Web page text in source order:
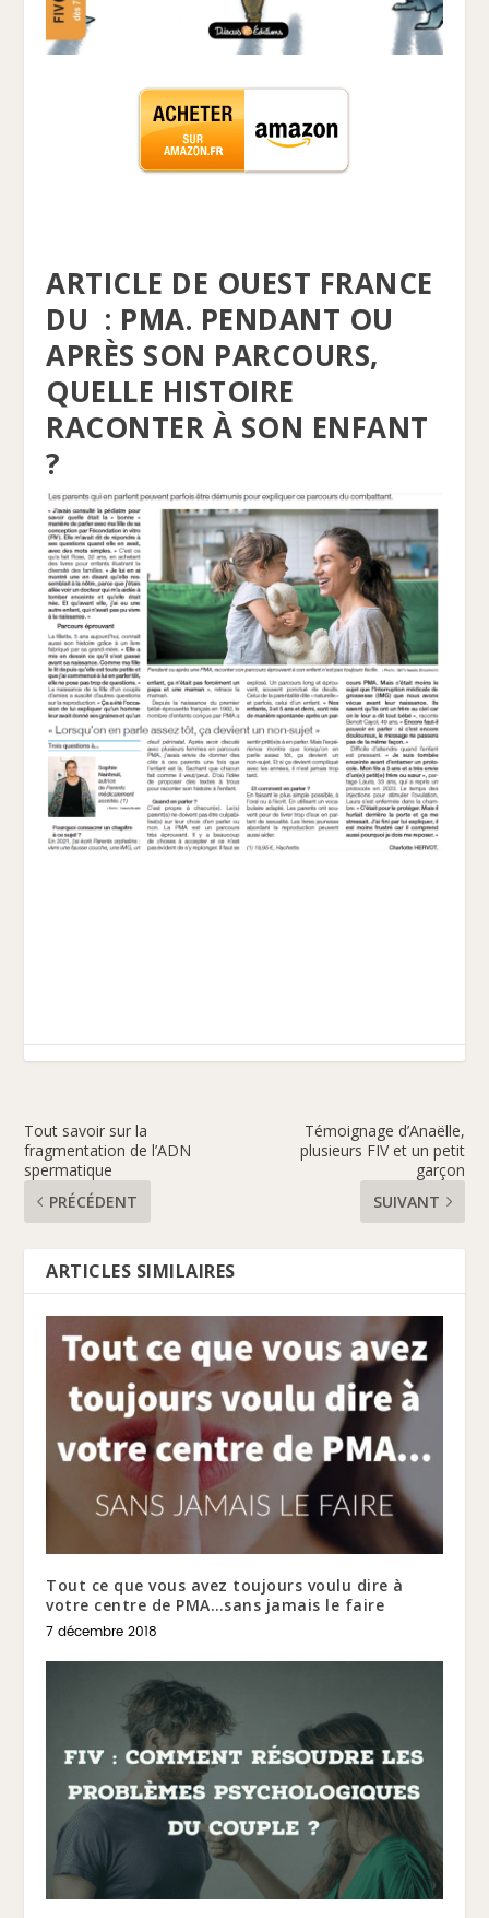
ARTICLE DE OUEST FRANCE
DU : PMA. PENDANT OU
APRÈS SON PARCOURS,
QUELLE HISTOIRE
RACONTER À SON ENFANT
?
Tout savoir sur la
fragmentation de l’ADN
spermatique
PRÉCÉDENT
Témoignage d’Anaëlle,
plusieurs FIV et un petit
garçon
SUIVANT
ARTICLES SIMILAIRES
Tout ce que vous avez toujours voulu dire à
votre centre de PMA…sans jamais le faire
7 décembre 2018